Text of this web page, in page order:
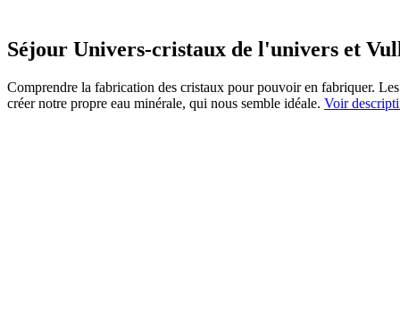
Séjour Univers-cristaux de l'univers et
Comprendre la fabrication des cristaux pour pouvoir en fabriquer.
créer notre propre eau minérale, qui nous semble idéale. Voir